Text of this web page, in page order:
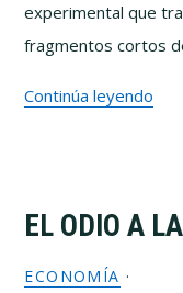
experimental que
fragmentos cortos
Continúa leyendo
EL ODIO A
ECONOMÍA ·